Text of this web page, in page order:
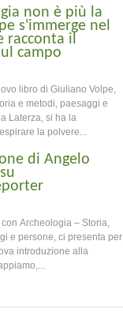
non è più la
s'immerge nel
racconta il
campo
libro di Giuliano Volpe,
e metodi, paesaggi e
Laterza, si ha la
la polvere...
di Angelo
Archeologia – Storia,
e persone, ci presenta per
introduzione alla